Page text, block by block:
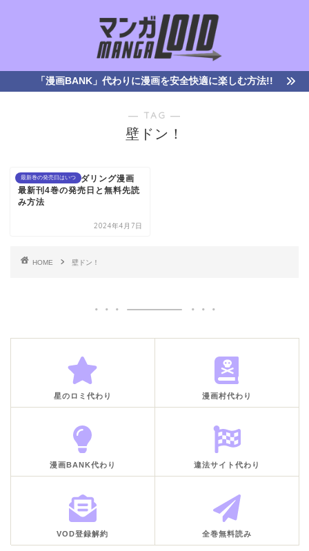
「漫画BANK」代わりに漫画を安全快適に楽しむ方法!!
― TAG ―
壁ドン！
最新巻の発売日はいつ
壁ドン！｜ボルダリング漫画
最新刊4巻の発売日と無料先読
み方法
2024年4月7日
HOME 壁ドン！
星のロミ代わり 漫画村代わり
漫画BANK代わり 違法サイト代わり
VOD登録解約 全巻無料読み